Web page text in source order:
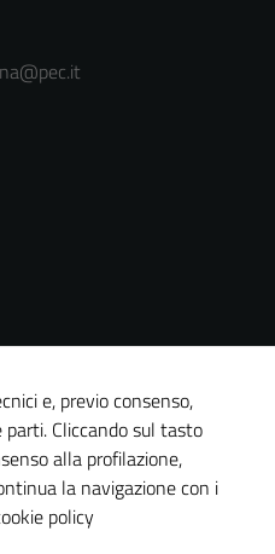
e, previo consenso,
Cliccando sul tasto
alla profilazione,
la navigazione con i
policy
essere